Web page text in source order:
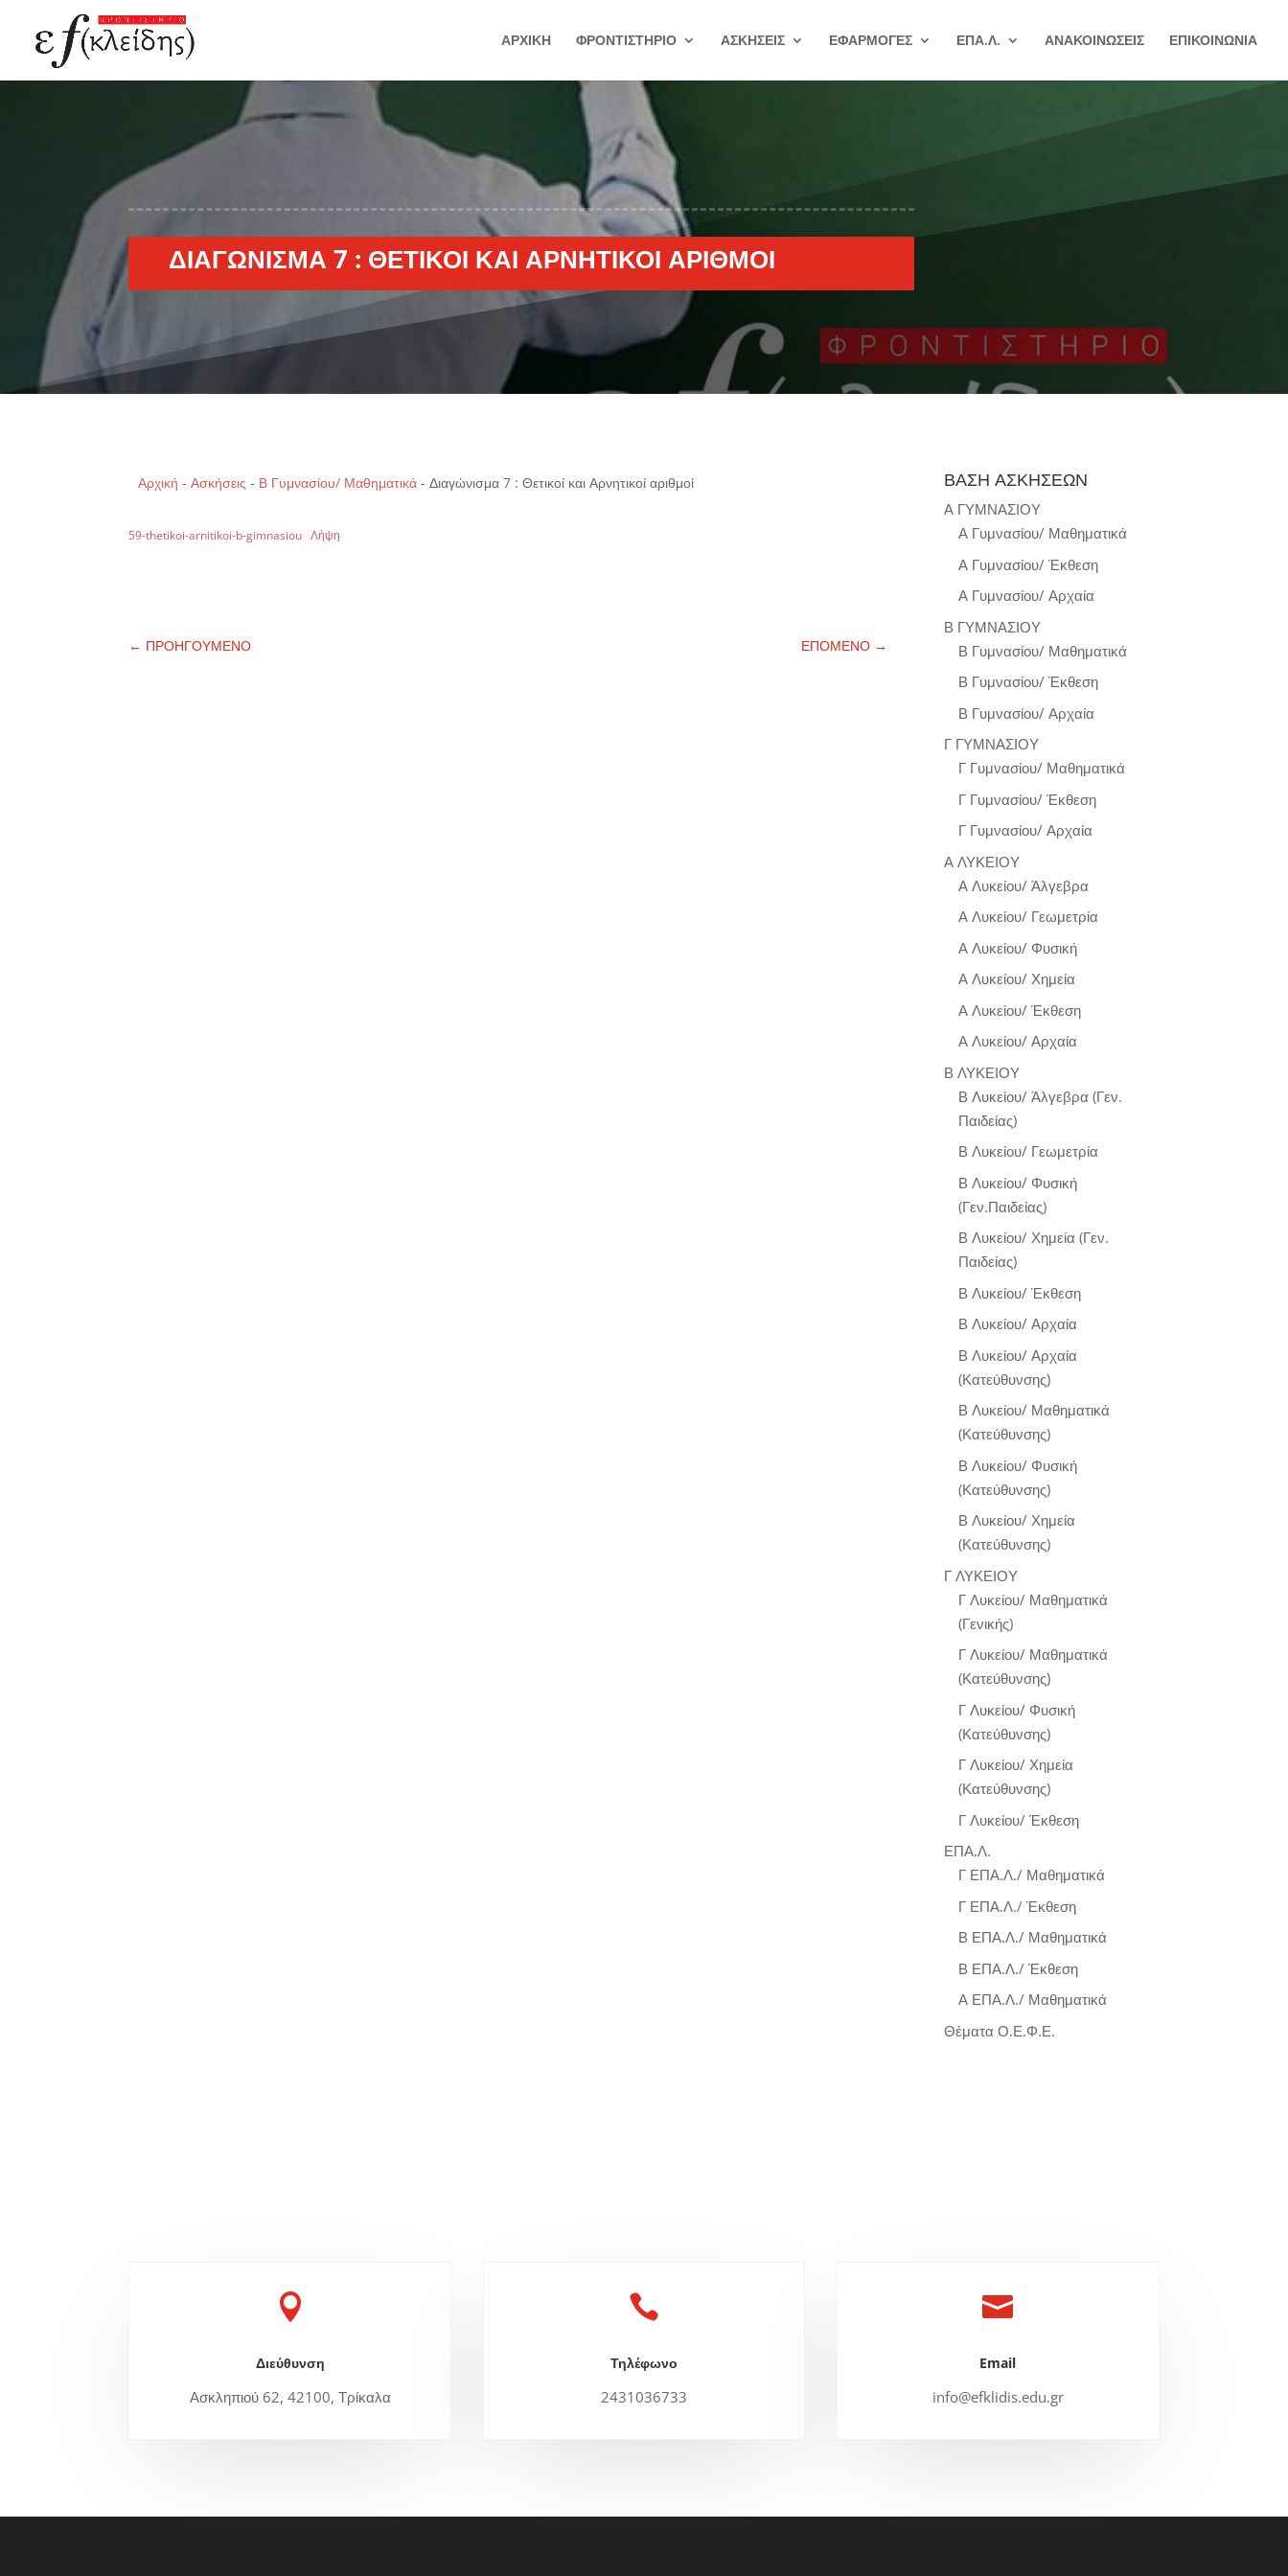
ΑΡΧΙΚΗ ΦΡΟΝΤΙΣΤΗΡΙΟ ΑΣΚΗΣΕΙΣ ΕΦΑΡΜΟΓΕΣ ΕΠΑ.Λ. ΑΝΑΚΟΙΝΩΣΕΙΣ ΕΠΙΚΟΙΝΩΝΙΑ
ΔΙΑΓΏΝΙΣΜΑ 7 : ΘΕΤΙΚΟΊ ΚΑΙ ΑΡΝΗΤΙΚΟΊ ΑΡΙΘΜΟΊ
Αρχική -Ασκήσεις - Β Γυμνασίου/ Μαθηματικά -Διαγώνισμα 7 : Θετικοί και Αρνητικοί αριθμοί
59-thetikoi-arnitikoi-b-gimnasiou Λήψη
← ΠΡΟΗΓΟΥΜΕΝΟ ΕΠΟΜΕΝΟ →
ΒΑΣΗ ΑΣΚΗΣΕΩΝ
Α ΓΥΜΝΑΣΙΟΥ
Α Γυμνασίου/ Μαθηματικά
Α Γυμνασίου/ Έκθεση
Α Γυμνασίου/ Αρχαία
Β ΓΥΜΝΑΣΙΟΥ
Β Γυμνασίου/ Μαθηματικά
Β Γυμνασίου/ Έκθεση
Β Γυμνασίου/ Αρχαία
Γ ΓΥΜΝΑΣΙΟΥ
Γ Γυμνασίου/ Μαθηματικά
Γ Γυμνασίου/ Έκθεση
Γ Γυμνασίου/ Αρχαία
Α ΛΥΚΕΙΟΥ
Α Λυκείου/ Άλγεβρα
Α Λυκείου/ Γεωμετρία
Α Λυκείου/ Φυσική
Α Λυκείου/ Χημεία
Α Λυκείου/ Έκθεση
Α Λυκείου/ Αρχαία
Β ΛΥΚΕΙΟΥ
Β Λυκείου/ Άλγεβρα (Γεν.
Παιδείας)
Β Λυκείου/ Γεωμετρία
Β Λυκείου/ Φυσική
(Γεν.Παιδείας)
Β Λυκείου/ Χημεία (Γεν.
Παιδείας)
Β Λυκείου/ Έκθεση
Β Λυκείου/ Αρχαία
Β Λυκείου/ Αρχαία
(Κατεύθυνσης)
Β Λυκείου/ Μαθηματικά
(Κατεύθυνσης)
Β Λυκείου/ Φυσική
(Κατεύθυνσης)
Β Λυκείου/ Χημεία
(Κατεύθυνσης)
Γ ΛΥΚΕΙΟΥ
Γ Λυκείου/ Μαθηματικά
(Γενικής)
Γ Λυκείου/ Μαθηματικά
(Κατεύθυνσης)
Γ Λυκείου/ Φυσική
(Κατεύθυνσης)
Γ Λυκείου/ Χημεία
(Κατεύθυνσης)
Γ Λυκείου/ Έκθεση
ΕΠΑ.Λ.
Γ ΕΠΑ.Λ./ Μαθηματικά
Γ ΕΠΑ.Λ./ Έκθεση
Β ΕΠΑ.Λ./ Μαθηματικά
Β ΕΠΑ.Λ./ Έκθεση
Α ΕΠΑ.Λ./ Μαθηματικά
Θέματα Ο.Ε.Φ.Ε.

Διεύθυνση
Ασκληπιού 62, 42100, Τρίκαλα

Τηλέφωνο
2431036733

Email
info@efklidis.edu.gr